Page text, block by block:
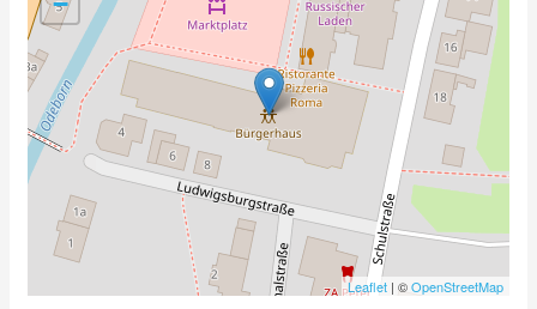
Leaflet | ©OpenStreetMap